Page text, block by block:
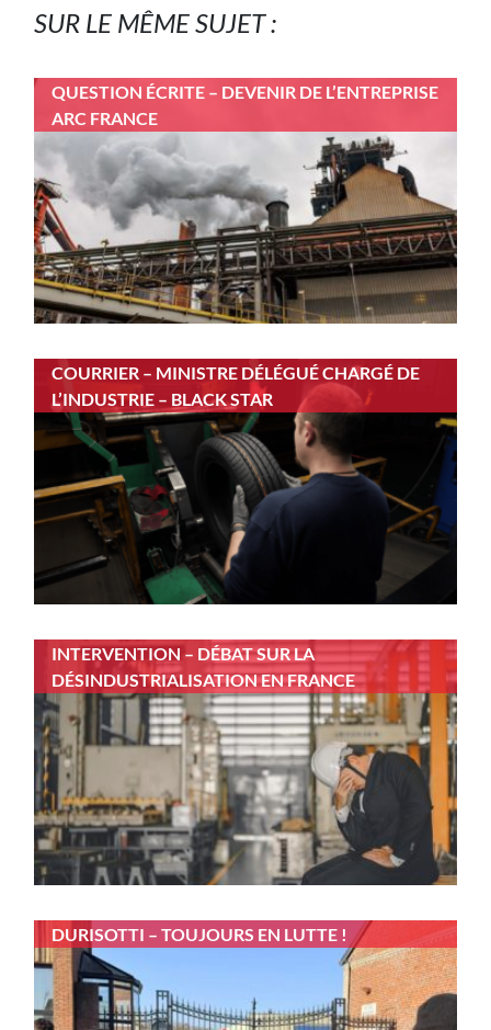
SUR LE MÊME SUJET :
QUESTION ÉCRITE – DEVENIR DE L’ENTREPRISE
ARC FRANCE
COURRIER – MINISTRE DÉLÉGUÉ CHARGÉ DE
L’INDUSTRIE – BLACK STAR
INTERVENTION – DÉBAT SUR LA
DÉSINDUSTRIALISATION EN FRANCE
DURISOTTI – TOUJOURS EN LUTTE !